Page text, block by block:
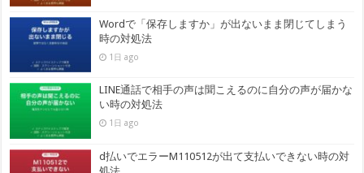
Wordで「保存しますか」が出ないまま閉じてしまう
時の対処法
1日 ago
LINE通話で相手の声は聞こえるのに自分の声が届かな
い時の対処法
1日 ago
d払いでエラーM110512が出て支払いできない時の対